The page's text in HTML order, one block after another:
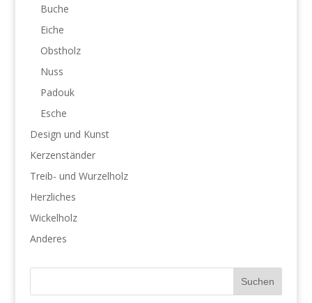
Buche
Eiche
Obstholz
Nuss
Padouk
Esche
Design und Kunst
Kerzenständer
Treib- und Wurzelholz
Herzliches
Wickelholz
Anderes